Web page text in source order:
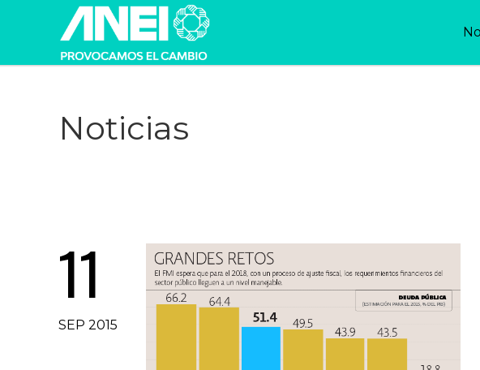
Noticias
11
SEP 2015